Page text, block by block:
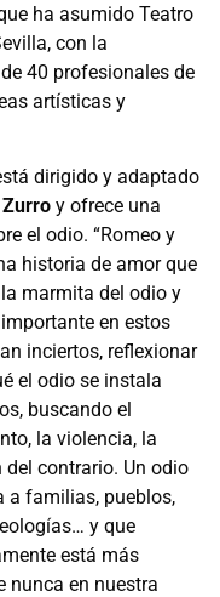
ha asumido Teatro
con la
40 profesionales de
artísticas y
dirigido y adaptado
y ofrece una
el odio. “Romeo y
historia de amor que
marmita del odio y
en estos
inciertos, reflexionar
el odio se instala
buscando el
la violencia, la
contrario. Un odio
a familias, pueblos,
y que
está más
nunca en nuestra